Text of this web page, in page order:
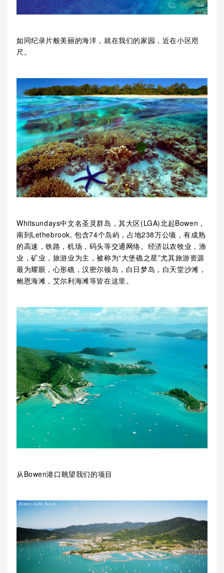
如同纪录片般美丽的海洋，就在我们的家园，近在小区咫
尺。
Whitsundays中文名圣灵群岛，其大区(LGA)北起Bowen，
南到Lethebrook, 包含74个岛屿，占地238万公顷，有成熟
的高速，铁路，机场，码头等交通网络。经济以农牧业，渔
业，矿业，旅游业为主，被称为“大堡礁之星”尤其旅游资源
最为耀眼，心形礁，汉密尔顿岛，白日梦岛，白天堂沙滩，
鲍恩海滩，艾尔利海滩等皆在这里。
从Bowen港口眺望我们的项目